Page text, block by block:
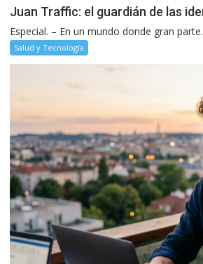
Juan Traffic: el guardián de las
Especial. – En un mundo donde gran
Salud y Tecnología